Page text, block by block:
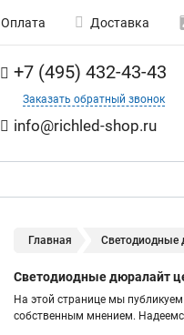
Оплата Доставка
+7 (495) 432-43-43
Заказать обратный звонок
info@richled-shop.ru
Главная Светодиодные
Светодиодные дюралайт
На этой странице мы
собственным мнением.